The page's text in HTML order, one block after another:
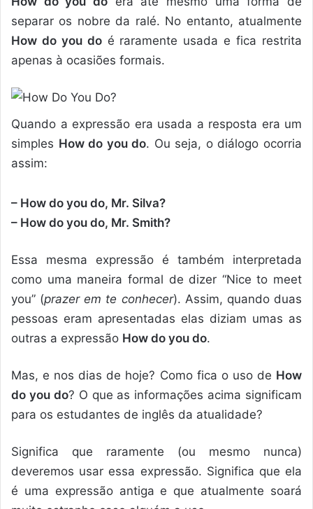
separar os nobre da ralé. No entanto, atualmente
How do you doé raramente usada e fica restrita
apenas à ocasiões formais.
Quando a expressão era usada a resposta era um
simples How do you do. Ou seja, o diálogo ocorria
assim:
– How do you do, Mr. Silva?
– How do you do, Mr. Smith?
Essa mesma expressão é também interpretada
como uma maneira formal de dizer “Nice to meet
you” (prazer em te conhecer). Assim, quando duas
pessoas eram apresentadas elas diziam umas as
outras a expressão How do you do.
Mas, e nos dias de hoje? Como fica o uso de How
do you do? O que as informações acima significam
para os estudantes de inglês da atualidade?
Significa que raramente (ou mesmo nunca)
deveremos usar essa expressão. Significa que ela
é uma expressão antiga e que atualmente soará